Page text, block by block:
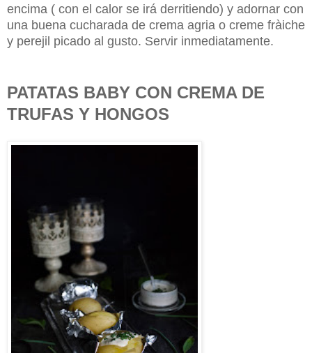
encima ( con el calor se irá derritiendo) y adornar con
una buena cucharada de crema agria o creme fràiche
y perejil picado al gusto. Servir inmediatamente.
PATATAS BABY CON CREMA DE
TRUFAS Y HONGOS